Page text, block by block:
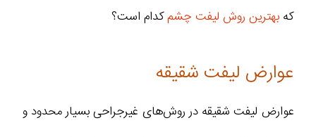
که بهترین روش لیفت چشمکدام است؟
عوارض لیفت شقیقه
عوارض لیفت شقیقه در روش‌های غیرجراحی بسیار محدود و